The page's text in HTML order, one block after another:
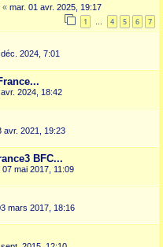
« mar. 01 avr. 2025, 19:17
1 … 4 5 6 7
2024, 7:01
2024, 18:42
avr. 2021, 19:23
BFC...
07 mai 2017, 11:09
mars 2017, 18:16